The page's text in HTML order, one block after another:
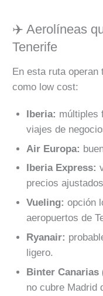
✈️ Aerolíneas
Tenerife
En esta ruta operan
como low cost:
Iberia: múltiples
viajes de
Air Europa:
Iberia Express:
precios
Vueling: opción
aeropuertos de
Ryanair:
ligero.
Binter Canarias
no cubre Madrid